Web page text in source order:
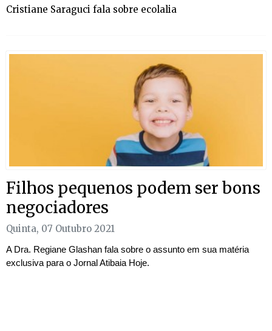
Cristiane Saraguci fala sobre ecolalia
Filhos pequenos podem ser bons
negociadores
Quinta, 07 Outubro 2021
A Dra. Regiane Glashan fala sobre o assunto em sua matéria
exclusiva para o Jornal Atibaia Hoje.